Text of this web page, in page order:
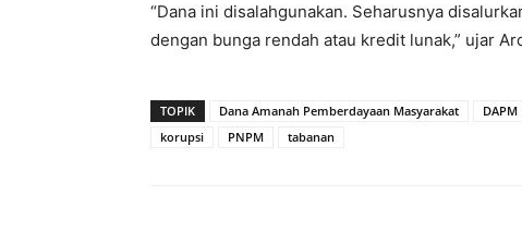
“Dana ini disalahgunakan. Seharusnya
dengan bunga rendah atau kredit lunak,” ujar
TOPIK Dana Amanah Pemberdayaan Masyarakat DAPM
korupsi
PNPM tabanan